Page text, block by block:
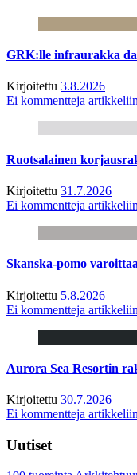
GRK:lle infraurakka
Kirjoitettu 3.8.2026
Ei kommentteja
Ruotsalainen
Kirjoitettu 31.7.2026
Ei kommentteja
Skanska-pomo
Kirjoitettu 5.8.2026
Ei kommentteja
Aurora Sea Resortin
Kirjoitettu 30.7.2026
Ei kommentteja
Uutiset